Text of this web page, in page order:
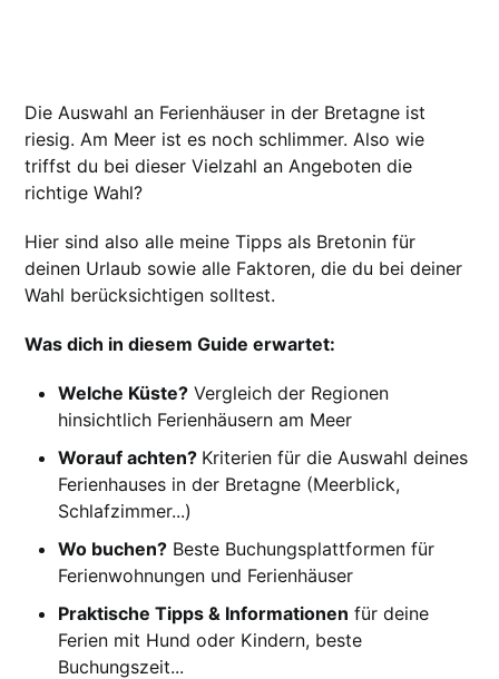
Die Auswahl an Ferienhäuser in der Bretagne ist
riesig. Am Meer ist es noch schlimmer. Also wie
triffst du bei dieser Vielzahl an Angeboten die
richtige Wahl?
Hier sind also alle meine Tipps als Bretonin für
deinen Urlaub sowie alle Faktoren, die du bei deiner
Wahl berücksichtigen solltest.
Was dich in diesem Guide erwartet:
Welche Küste? Vergleich der Regionen
hinsichtlich Ferienhäusern am Meer
Worauf achten? Kriterien für die Auswahl deines
Ferienhauses in der Bretagne (Meerblick,
Schlafzimmer...)
Wo buchen? Beste Buchungsplattformen für
Ferienwohnungen und Ferienhäuser
Praktische Tipps & Informationen für deine
Ferien mit Hund oder Kindern, beste
Buchungszeit...